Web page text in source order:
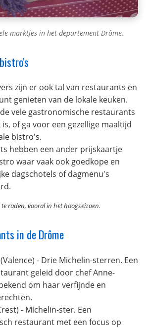
marktjes in het departement Drôme.
zijn er ook tal van restaurants en
genieten van de lokale keuken.
vele gastronomische restaurants
of ga voor een gezellige maaltijd
bistro's.
hebben een ander prijskaartje
waar vaak ook goedkope en
dagschotels of dagmenu's
raden, vooral in het hoogseizoen.
in de Drôme
(Valence) - Drie Michelin-sterren. Een
geleid door chef Anne-
om haar verfijnde en
- Michelin-ster. Een
restaurant met een focus op